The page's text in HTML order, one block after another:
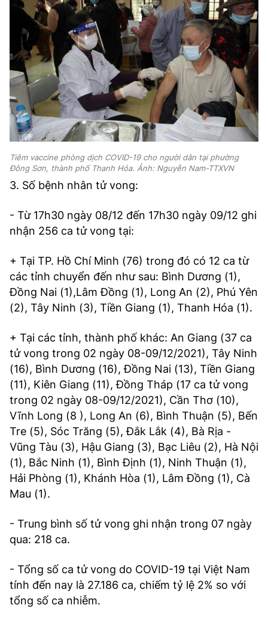
Tiêm vaccine phòng dịch COVID-19 cho người dân tại phường
Đông Sơn, thành phố Thanh Hóa. Ảnh: Nguyễn Nam-TTXVN
3. Số bệnh nhân tử vong:
- Từ 17h30 ngày 08/12 đến 17h30 ngày 09/12 ghi
nhận 256 ca tử vong tại:
+ Tại TP. Hồ Chí Minh (76) trong đó có 12 ca từ
các tỉnh chuyển đến như sau: Bình Dương (1),
Đồng Nai (1),Lâm Đồng (1), Long An (2), Phú Yên
(2), Tây Ninh (3), Tiền Giang (1), Thanh Hóa (1).
+ Tại các tỉnh, thành phố khác: An Giang (37 ca
tử vong trong 02 ngày 08-09/12/2021), Tây Ninh
(16), Bình Dương (16), Đồng Nai (13), Tiền Giang
(11), Kiên Giang (11), Đồng Tháp (17 ca tử vong
trong 02 ngày 08-09/12/2021), Cần Thơ (10),
Vĩnh Long (8 ), Long An (6), Bình Thuận (5), Bến
Tre (5), Sóc Trăng (5), Đắk Lắk (4), Bà Rịa -
Vũng Tàu (3), Hậu Giang (3), Bạc Liêu (2), Hà Nội
(1), Bắc Ninh (1), Bình Định (1), Ninh Thuận (1),
Hải Phòng (1), Khánh Hòa (1), Lâm Đồng (1), Cà
Mau (1).
- Trung bình số tử vong ghi nhận trong 07 ngày
qua: 218 ca.
- Tổng số ca tử vong do COVID-19 tại Việt Nam
tính đến nay là 27.186 ca, chiếm tỷ lệ 2% so với
tổng số ca nhiễm.